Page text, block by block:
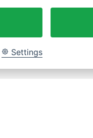
Settings